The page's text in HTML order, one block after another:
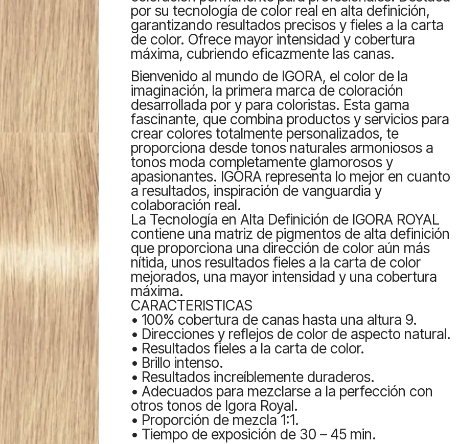
por su tecnología de color real en alta definición,
garantizando resultados precisos y fieles a la carta
de color. Ofrece mayor intensidad y cobertura
máxima, cubriendo eficazmente las canas.
Bienvenido al mundo de IGORA, el color de la
imaginación, la primera marca de coloración
desarrollada por y para coloristas. Esta gama
fascinante, que combina productos y servicios para
crear colores totalmente personalizados, te
proporciona desde tonos naturales armoniosos a
tonos moda completamente glamorosos y
apasionantes. IGORA representa lo mejor en cuanto
a resultados, inspiración de vanguardia y
colaboración real.
La Tecnología en Alta Definición de IGORA ROYAL
contiene una matriz de pigmentos de alta definición
que proporciona una dirección de color aún más
nítida, unos resultados fieles a la carta de color
mejorados, una mayor intensidad y una cobertura
máxima.
CARACTERISTICAS
• 100% cobertura de canas hasta una altura 9.
• Direcciones y reflejos de color de aspecto natural.
• Resultados fieles a la carta de color.
• Brillo intenso.
• Resultados increíblemente duraderos.
• Adecuados para mezclarse a la perfección con
otros tonos de Igora Royal.
• Proporción de mezcla 1:1.
• Tiempo de exposición de 30 – 45 min.